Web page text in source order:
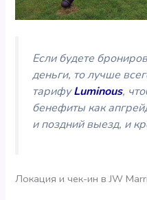
Если будете
деньги, то лучше
тарифуLuminous,
бенефиты как
и поздний выезд, и
Локация и чек-ин в JW